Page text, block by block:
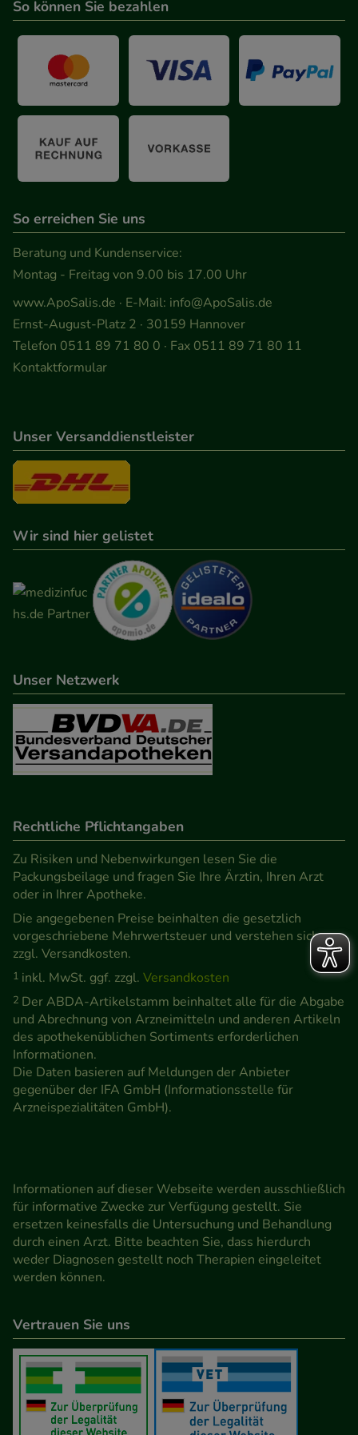
unserer Website sammeln, mit deren Hilfe wir
unsere Website weiter für Sie optimieren können,
den Inhalt auf unserer Website aber auch die
Werbung auf Drittseiten möglichst relevant für Sie
zu gestalten. Bitte beachten Sie, dass Daten hierfür
teilweise an Dritte wie z.B. Google oder soziale
Medien übertragen werden.
So können Sie bezahlen
So erreichen Sie uns
Beratung und Kundenservice:
Montag - Freitag von 9.00 bis 17.00 Uhr
www.ApoSalis.de · E-Mail: info@ApoSalis.de
Ernst-August-Platz 2 · 30159 Hannover
Telefon 0511 89 71 80 0 · Fax 0511 89 71 80 11
Kontaktformular
Unser Versanddienstleister
Wir sind hier gelistet
Unser Netzwerk
Rechtliche Pflichtangaben
Zu Risiken und Nebenwirkungen lesen Sie die
Packungsbeilage und fragen Sie Ihre Ärztin, Ihren Arzt
oder in Ihrer Apotheke.
Die angegebenen Preise beinhalten die gesetzlich
vorgeschriebene Mehrwertsteuer und verstehen sich
zzgl. Versandkosten.
1 inkl. MwSt. ggf. zzgl. Versandkosten
2 Der ABDA-Artikelstamm beinhaltet alle für die Abgabe
und Abrechnung von Arzneimitteln und anderen Artikeln
des apothekenüblichen Sortiments erforderlichen
Informationen.
Die Daten basieren auf Meldungen der Anbieter
gegenüber der IFA GmbH (Informationsstelle für
Arzneispezialitäten GmbH).
Informationen auf dieser Webseite werden ausschließlich
für informative Zwecke zur Verfügung gestellt. Sie
ersetzen keinesfalls die Untersuchung und Behandlung
durch einen Arzt. Bitte beachten Sie, dass hierdurch
weder Diagnosen gestellt noch Therapien eingeleitet
werden können.
Vertrauen Sie uns